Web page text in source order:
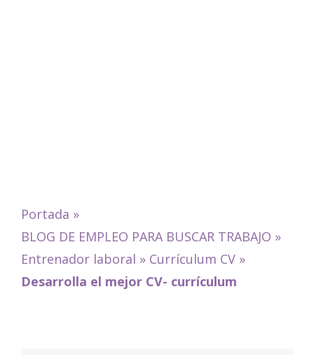
Portada »
BLOG DE EMPLEO PARA BUSCAR TRABAJO »
Entrenador laboral » Currículum CV»
Desarrolla el mejor CV- currículum